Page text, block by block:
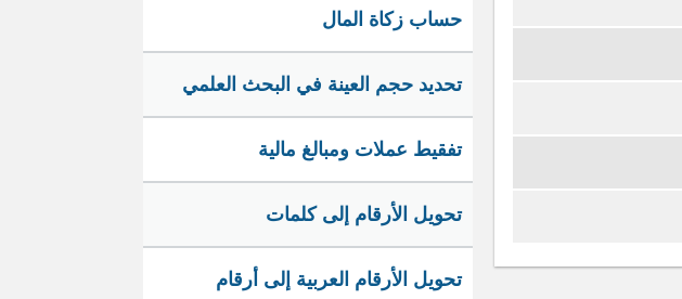
حساب زكاة المال
تحديد حجم العينة في البحث العلمي
تفقيط عملات ومبالغ مالية
تحويل الأرقام إلى كلمات
تحويل الأرقام العربية إلى أرقام